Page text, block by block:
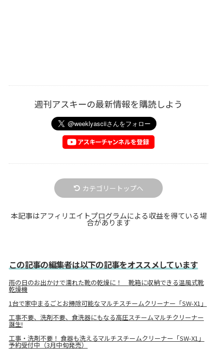
週刊アスキーの最新情報を購読しよう
カテゴリートップへ
本記事はアフィリエイトプログラムによる収益を得ている場
合があります
この記事の編集者は以下の記事をオススメしています
雨の日のお出かけで濡れた靴の乾燥に！ 靴箱に収納できる温風式靴
乾燥機
1台で家中まるごとお掃除可能なマルチスチームクリーナー「SW-X1」
工事不要、洗剤不要、食洗器にもなる高圧スチームマルチクリーナー
誕生!
工事・洗剤不要！ 食器も洗えるマルチスチームクリーナー「SW-X1」
予約受付中（3月中旬発売）